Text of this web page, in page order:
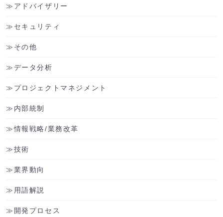
アドバイザリー
セキュリティ
その他
データ分析
プロジェクトマネジメント
内部統制
情報戦略/業務改革
技術
業界動向
用語解説
開発プロセス